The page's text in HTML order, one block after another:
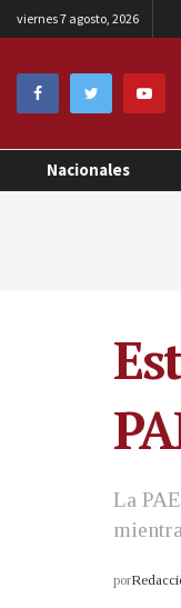
viernes 7 agosto, 2026
Nacionales
La
por